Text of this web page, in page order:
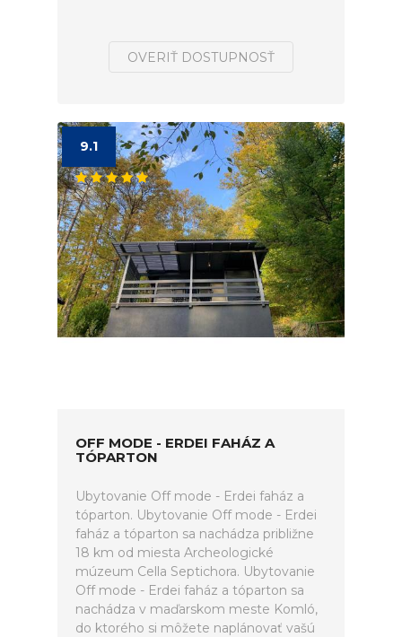
OVERIŤ DOSTUPNOSŤ
9.1
OFF MODE - ERDEI FAHÁZ A
TÓPARTON
Ubytovanie Off mode - Erdei faház a
tóparton. Ubytovanie Off mode - Erdei
faház a tóparton sa nachádza približne
18 km od miesta Archeologické
múzeum Cella Septichora. Ubytovanie
Off mode - Erdei faház a tóparton sa
nachádza v maďarskom meste Komló,
do ktorého si môžete naplánovať vašú